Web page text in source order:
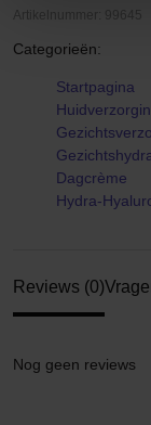
Artikelnummer: 99645
Categorieën:
Startpagina
Dagcrème
Hydra-
Reviews (0)
Nog geen reviews